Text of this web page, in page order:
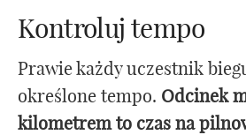
Kontroluj tempo
Prawie każdy uczestnik
określone tempo. Odcinek
kilometrem to czas na